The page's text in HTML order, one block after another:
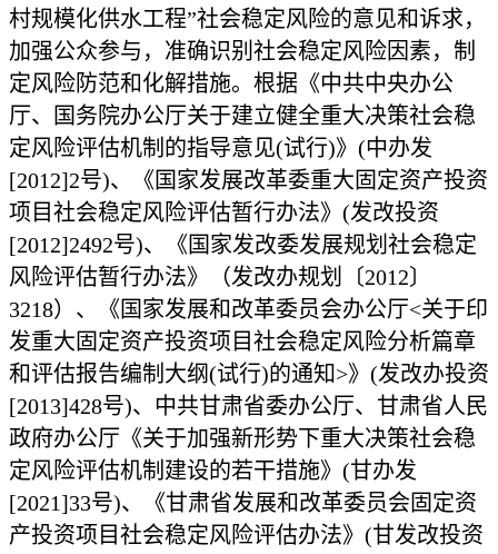
村规模化供水工程”社会稳定风险的意见和诉求，
加强公众参与，准确识别社会稳定风险因素，制
定风险防范和化解措施。根据《中共中央办公
厅、国务院办公厅关于建立健全重大决策社会稳
定风险评估机制的指导意见(试行)》(中办发
[2012]2号)、《国家发展改革委重大固定资产投资
项目社会稳定风险评估暂行办法》(发改投资
[2012]2492号)、《国家发改委发展规划社会稳定
风险评估暂行办法》（发改办规划〔2012〕
3218）、《国家发展和改革委员会办公厅<关于印
发重大固定资产投资项目社会稳定风险分析篇章
和评估报告编制大纲(试行)的通知>》(发改办投资
[2013]428号)、中共甘肃省委办公厅、甘肃省人民
政府办公厅《关于加强新形势下重大决策社会稳
定风险评估机制建设的若干措施》(甘办发
[2021]33号)、《甘肃省发展和改革委员会固定资
产投资项目社会稳定风险评估办法》(甘发改投资